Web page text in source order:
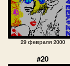
29 февраля 2000
#20